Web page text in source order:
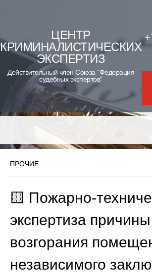
content
ЦЕНТР
КРИМИНАЛИСТИЧЕСКИХ
ЭКСПЕРТИЗ
Действительный член Союза "Федерация
судебных экспертов"
ПРОЧИЕ...
🟨 Пожарно-
экспертиза причины
возгорания
независимого